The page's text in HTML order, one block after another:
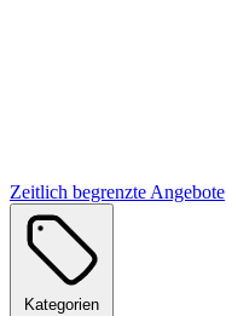
Zeitlich begrenzte Angebote
Kategorien